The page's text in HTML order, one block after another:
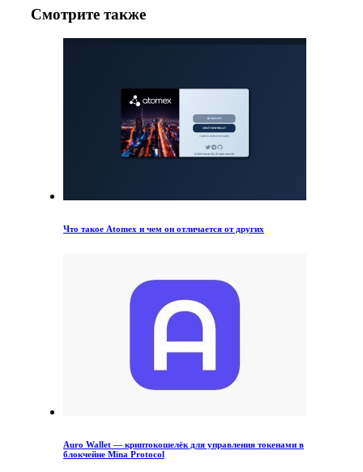
Смотрите также
Что такое Atomex и чем он отличается от других
Auro Wallet — криптокошелёк для управления токенами в
блокчейне Mina Protocol